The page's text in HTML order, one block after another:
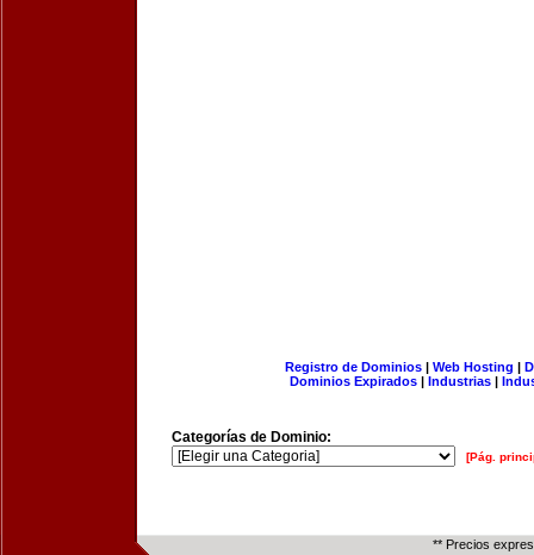
Registro de Dominios| Web Hosting |
Dominios Expirados | Industrias |
Categorías de Dominio:
[Pág.
** Precios